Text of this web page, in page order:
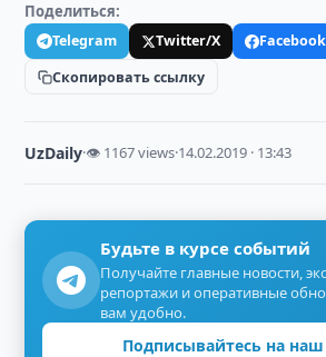
Поделиться:
Telegram Twitter/X
Facebook
Скопировать ссылку
UzDaily·👁 1167 views·14.02.2019 · 13:43
Будьте в курсе событий
Получайте главные новости,
репортажи и оперативные
вам удобно.
Подписывайтесь на наш